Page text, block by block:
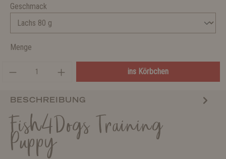
Geschmack
Menge
ins Körbchen
BESCHREIBUNG
Fish4Dogs Training
Puppy